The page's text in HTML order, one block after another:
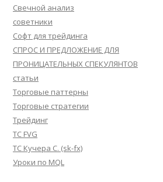
Свечной анализ
советники
Софт для трейдинга
СПРОС И ПРЕДЛОЖЕНИЕ ДЛЯ
ПРОНИЦАТЕЛЬНЫХ СПЕКУЛЯНТОВ
статьи
Торговые паттерны
Торговые стратегии
Трейдинг
ТС FVG
ТС Кучера С. (sk-fx)
Уроки по MQL